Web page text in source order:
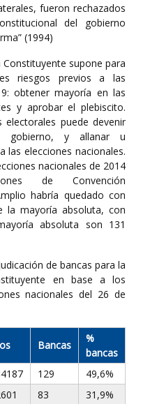
fueron rechazados
del gobierno
(1994)
supone para
riesgos previos a las
obtener mayoría en las
y aprobar el plebiscito.
electorales puede devenir
gobierno, y allanar u
las elecciones nacionales.
nacionales de 2014
de Convención
habría quedado con
la mayoría absoluta, con
absoluta son 131
de bancas para la
en base a los
nacionales del 26 de
Bancas
%
bancas
129
49,6%
83
31,9%